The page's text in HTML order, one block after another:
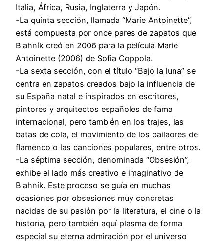
Italia, África, Rusia, Inglaterra y Japón.
-La quinta sección, llamada “Marie Antoinette”,
está compuesta por once pares de zapatos que
Blahník creó en 2006 para la película Marie
Antoinette (2006) de Sofia Coppola.
-La sexta sección, con el título “Bajo la luna” se
centra en zapatos creados bajo la influencia de
su España natal e inspirados en escritores,
pintores y arquitectos españoles de fama
internacional, pero también en los trajes, las
batas de cola, el movimiento de los bailaores de
flamenco o las canciones populares, entre otros.
-La séptima sección, denominada “Obsesión”,
exhibe el lado más creativo e imaginativo de
Blahník. Este proceso se guía en muchas
ocasiones por obsesiones muy concretas
nacidas de su pasión por la literatura, el cine o la
historia, pero también aquí plasma de forma
especial su eterna admiración por el universo